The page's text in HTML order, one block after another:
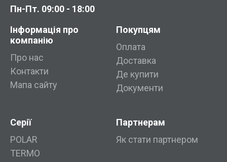
Пн-Пт. 09:00 - 18:00
Інформація про
компанію
Про нас
Контакти
Мапа сайту
Покупцям
Оплата
Доставка
Де купити
Документи
Серії
POLAR
TERMO
Партнерам
Як стати партнером